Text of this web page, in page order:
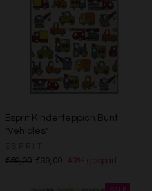
Esprit Kinderteppich Bunt
"Vehicles"
€69,00 €39,00 43% gespart